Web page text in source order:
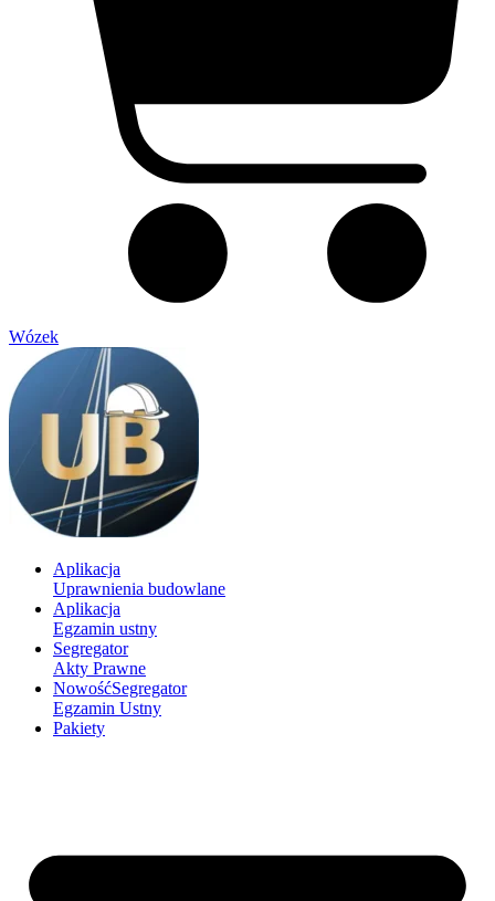
Wózek
Aplikacja
Uprawnienia budowlane
Aplikacja
Egzamin ustny
Segregator
Akty Prawne
NowośćSegregator
Egzamin Ustny
Pakiety